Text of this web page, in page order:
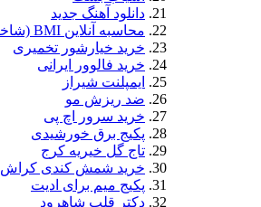
دانلود آهنگ جدید
محاسبه آنلاین BMI (شاخص توده بدنی) رایگان
خرید خیارشور تخمیری
خرید فالوور ایرانی
ایمپلنت شیراز
ضد ریزش مو
خرید سرور اچ پی
پکیج برق خورشیدی
تاج گل خیریه کرج
خرید شمش کندی کراش Candy Crush
پکیج میم برای ادیت
دکتر قلب شاهرود